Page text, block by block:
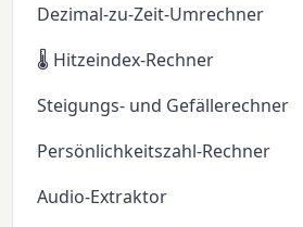
Dezimal-zu-Zeit-Umrechner
🌡️ Hitzeindex-Rechner
Steigungs- und Gefällerechner
Persönlichkeitszahl-Rechner
Audio-Extraktor